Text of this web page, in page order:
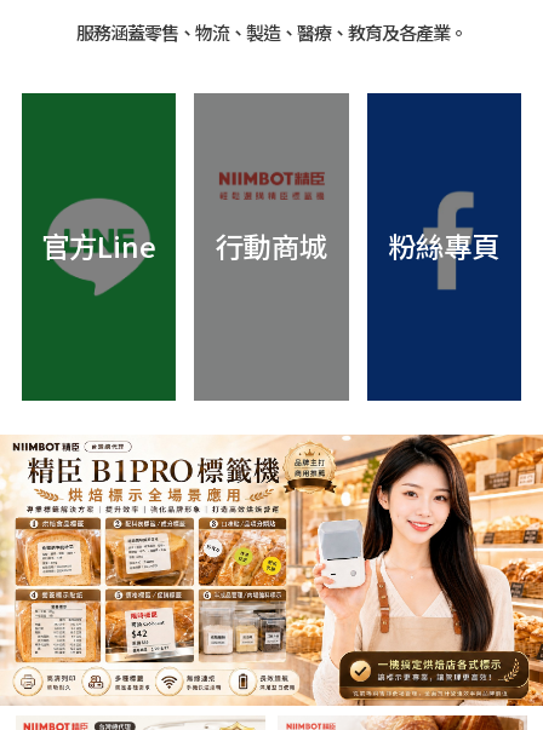
服務涵蓋零售、物流、製造、醫療、教育及各產業。
官方Line 行動商城 粉絲專頁